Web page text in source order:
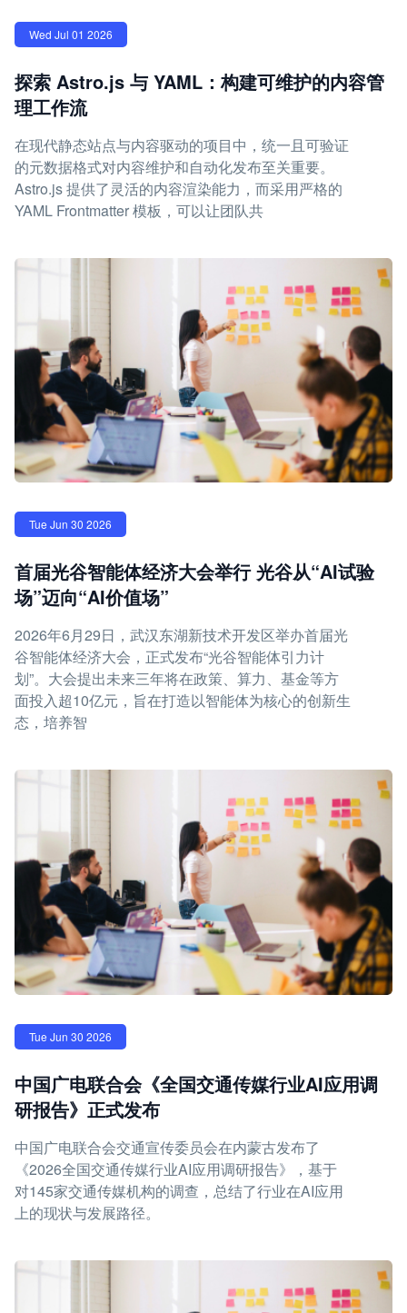
Wed Jul 01 2026
探索 Astro.js 与 YAML：构建可维护的内容管
理工作流
在现代静态站点与内容驱动的项目中，统一且可验证
的元数据格式对内容维护和自动化发布至关重要。
Astro.js 提供了灵活的内容渲染能力，而采用严格的
YAML Frontmatter 模板，可以让团队共
Tue Jun 30 2026
首届光谷智能体经济大会举行 光谷从“AI试验
场”迈向“AI价值场”
2026年6月29日，武汉东湖新技术开发区举办首届光
谷智能体经济大会，正式发布“光谷智能体引力计
划”。大会提出未来三年将在政策、算力、基金等方
面投入超10亿元，旨在打造以智能体为核心的创新生
态，培养智
Tue Jun 30 2026
中国广电联合会《全国交通传媒行业AI应用调
研报告》正式发布
中国广电联合会交通宣传委员会在内蒙古发布了
《2026全国交通传媒行业AI应用调研报告》，基于
对145家交通传媒机构的调查，总结了行业在AI应用
上的现状与发展路径。